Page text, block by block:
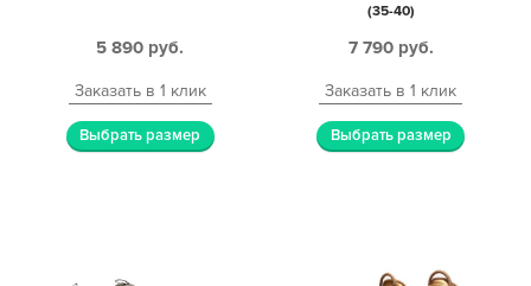
5 890 руб.
Заказать в 1 клик
Выбрать размер
(35-40)
7 790 руб.
Заказать в 1 клик
Выбрать размер